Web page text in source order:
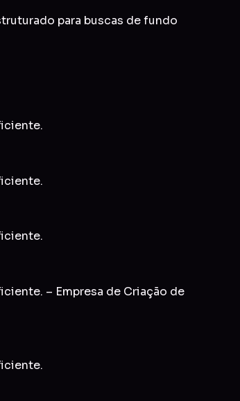
para buscas de fundo
– Empresa de Criação de